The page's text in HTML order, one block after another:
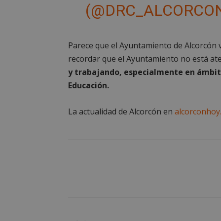
Parece que el Ayuntamiento de
recordar que el Ayuntamiento no está
y trabajando, especialmente en
Educación.
La actualidad de Alcorcón en